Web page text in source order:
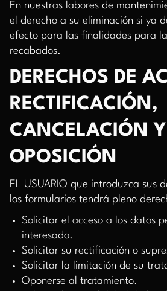
En nuestras labores de
el derecho a su eliminación si ya
efecto para las finalidades para
recabados.
DERECHOS DE
RECTIFICACIÓN,
CANCELACIÓN Y
OPOSICIÓN
EL USUARIO que introduzca sus
los formularios tendrá pleno
Solicitar el acceso a los datos
interesado.
Solicitar su rectificación o
Solicitar la limitación de su
Oponerse al tratamiento.